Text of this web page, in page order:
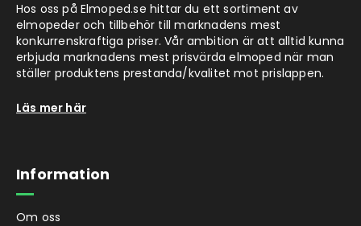
Hos oss på Elmoped.se hittar du ett sortiment av
elmopeder och tillbehör till marknadens mest
konkurrenskraftiga priser. Vår ambition är att alltid kunna
erbjuda marknadens mest prisvärda elmoped när man
ställer produktens prestanda/kvalitet mot prislappen.
Läs mer här
Information
Om oss